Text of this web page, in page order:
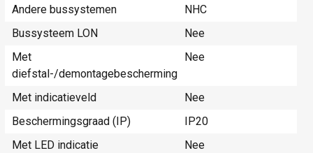
Andere bussystemen
NHC
Bussysteem LON
Nee
Met
diefstal-/demontagebescherming
Nee
Met indicatieveld
Nee
Beschermingsgraad (IP)
IP20
Met LED indicatie
Nee